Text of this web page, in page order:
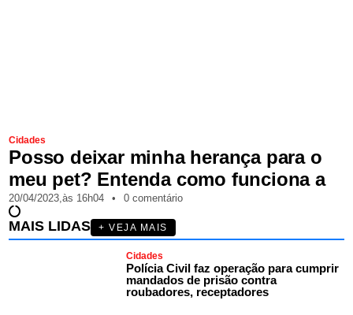
Cidades
Posso deixar minha herança para o
meu pet? Entenda como funciona a
20/04/2023,às 16h04 • 0 comentário
MAIS LIDAS + VEJA MAIS
Cidades
Polícia Civil faz operação para cumprir
mandados de prisão contra
roubadores, receptadores